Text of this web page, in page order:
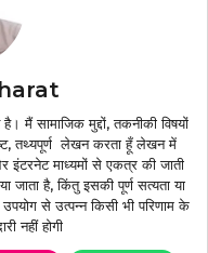
मैं सामाजिक मुद्दों, तकनीकी विषयों
तथ्यपूर्ण लेखन करता हूँ लेखन में
इंटरनेट माध्यमों से एकत्र की जाती
है, किंतु इसकी पूर्ण सत्यता या
से उत्पन्न किसी भी परिणाम के
नहीं होगी